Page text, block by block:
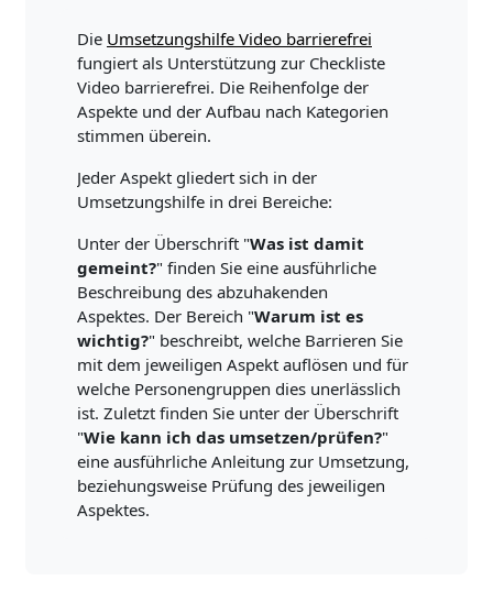
Die Umsetzungshilfe Video barrierefrei
fungiert als Unterstützung zur Checkliste
Video barrierefrei. Die Reihenfolge der
Aspekte und der Aufbau nach Kategorien
stimmen überein.
Jeder Aspekt gliedert sich in der
Umsetzungshilfe in drei Bereiche:
Unter der Überschrift "Was ist damit
gemeint?" finden Sie eine ausführliche
Beschreibung des abzuhakenden
Aspektes. Der Bereich "Warum ist es
wichtig?" beschreibt, welche Barrieren Sie
mit dem jeweiligen Aspekt auflösen und für
welche Personengruppen dies unerlässlich
ist. Zuletzt finden Sie unter der Überschrift
"Wie kann ich das umsetzen/prüfen?"
eine ausführliche Anleitung zur Umsetzung,
beziehungsweise Prüfung des jeweiligen
Aspektes.